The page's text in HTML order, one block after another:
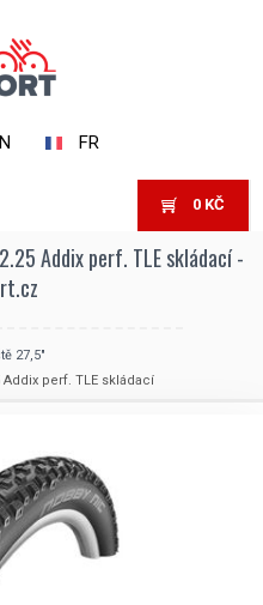
FR
0 KČ
Addix perf. TLE skládací -
27,5"
perf. TLE skládací